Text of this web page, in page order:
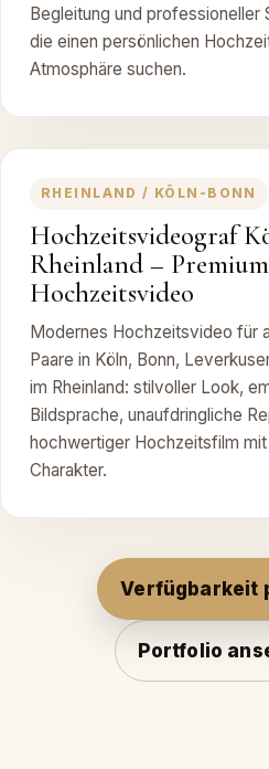
Begleitung und professioneller
die einen persönlichen
Atmosphäre suchen.
RHEINLAND / KÖLN-BONN
Hochzeitsvideograf
Rheinland – Premium
Hochzeitsvideo
Modernes Hochzeitsvideo für
Paare in Köln, Bonn,
im Rheinland: stilvoller Look,
Bildsprache, unaufdringliche
hochwertiger Hochzeitsfilm
Charakter.
Verfügbarkeit
Portfolio